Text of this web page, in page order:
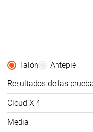
Talón
Antepié
Resultados de las
Cloud X 4
Media